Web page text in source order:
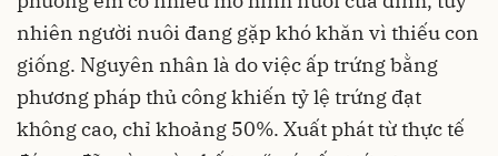
nhiên người nuôi đang gặp khó khăn vì thiếu con
giống. Nguyên nhân là do việc ấp trứng bằng
phương pháp thủ công khiến tỷ lệ trứng đạt
không cao, chỉ khoảng 50%. Xuất phát từ thực tế